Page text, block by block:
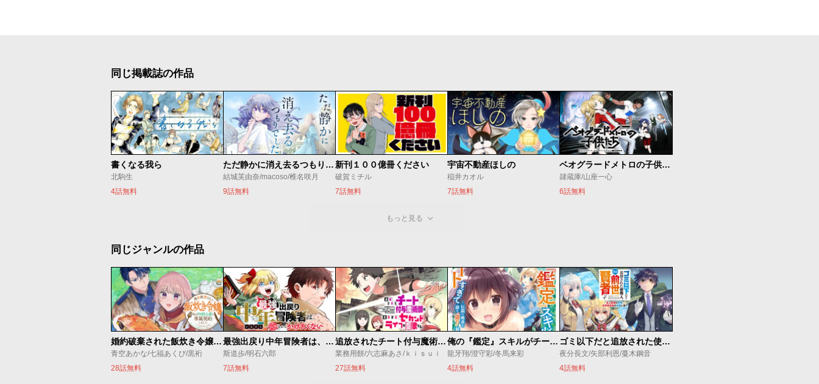
同じ掲載誌の作品
書くなる我ら
北駒生
4話無料
ただ静かに消え去るつもりでした
結城芙由奈/macoso/椎名咲月
9話無料
新刊１００億冊ください
破賀ミチル
7話無料
宇宙不動産ほしの
稲井カオル
7話無料
ベオグラードメトロの子供たち
隷蔵庫/山座一心
6話無料
もっと見る
同じジャンルの作品
婚約破棄された飯炊き令嬢の私は冷酷公爵と専属契約しました～ですが胃袋を掴んだ結果、冷たかった公爵様がどんどん優しくなっています～
青空あかな/七福あくび/黒裄
28話無料
最強出戻り中年冒険者は、今さら命なんてかけたくない
斯道歩/明石六郎
7話無料
追放されたチート付与魔術師は気ままなセカンドライフを謳歌する。 ～俺は武器だけじゃなく、あらゆるものに『強化ポイント』を付与できるし、俺の意思でいつでも効果を解除できるけど、残った人たち大丈夫？～
業務用餅/六志麻あさ/ｋｉｓｕｉ
27話無料
俺の『鑑定』スキルがチートすぎて
龍牙翔/澄守彩/冬馬来彩
4話無料
ゴミ以下だと追放された使用人、実は前世賢者です ～史上最強の賢者、世界最高峰の学園に通う～
夜分長文/矢部利恩/蔓木鋼音
4話無料